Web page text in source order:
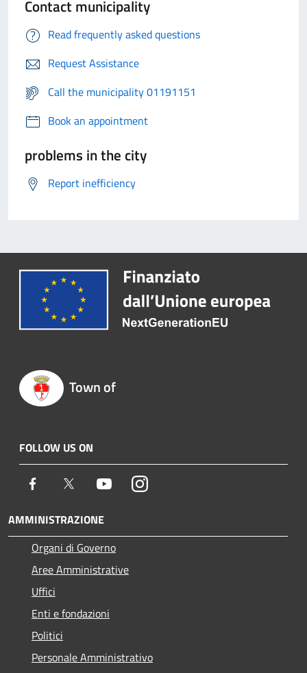
Contact municipality
Read frequently asked questions
Request Assistance
Call the municipality 01191151
Book an appointment
problems in the city
Report inefficiency
Town of
FOLLOW US ON
Facebook Twitter YoutubeInstagram
AMMINISTRAZIONE
Organi di Governo
Aree Amministrative
Uffici
Enti e fondazioni
Politici
Personale Amministrativo